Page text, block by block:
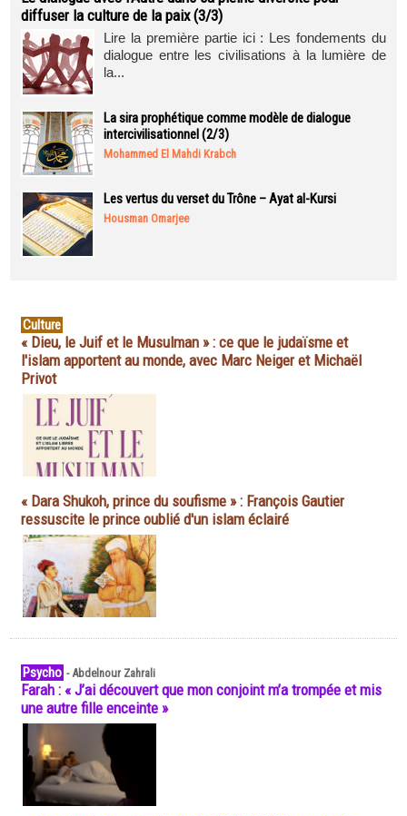
diffuser la culture de la paix (3/3)
Lire la première partie ici : Les fondements du
dialogue entre les civilisations à la lumière de
la...
La sira prophétique comme modèle de dialogue
intercivilisationnel (2/3)
Mohammed El Mahdi Krabch
Les vertus du verset du Trône – Ayat al-Kursi
Housman Omarjee
Culture
« Dieu, le Juif et le Musulman » : ce que le judaïsme et
l'islam apportent au monde, avec Marc Neiger et Michaël
Privot
« Dara Shukoh, prince du soufisme » : François Gautier
ressuscite le prince oublié d'un islam éclairé
Psycho -Abdelnour Zahrali
Farah : « J’ai découvert que mon conjoint m’a trompée et mis
une autre fille enceinte »